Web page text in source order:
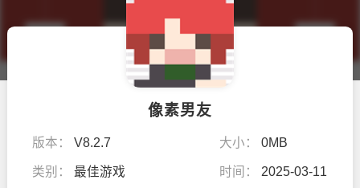
像素男友
版本： V8.2.7 大小： 0MB
类别： 最佳游戏 时间： 2025-03-11